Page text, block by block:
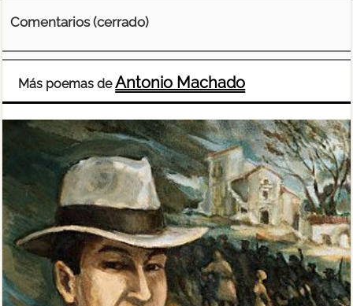
Comentarios (cerrado)
Más poemas deAntonio Machado